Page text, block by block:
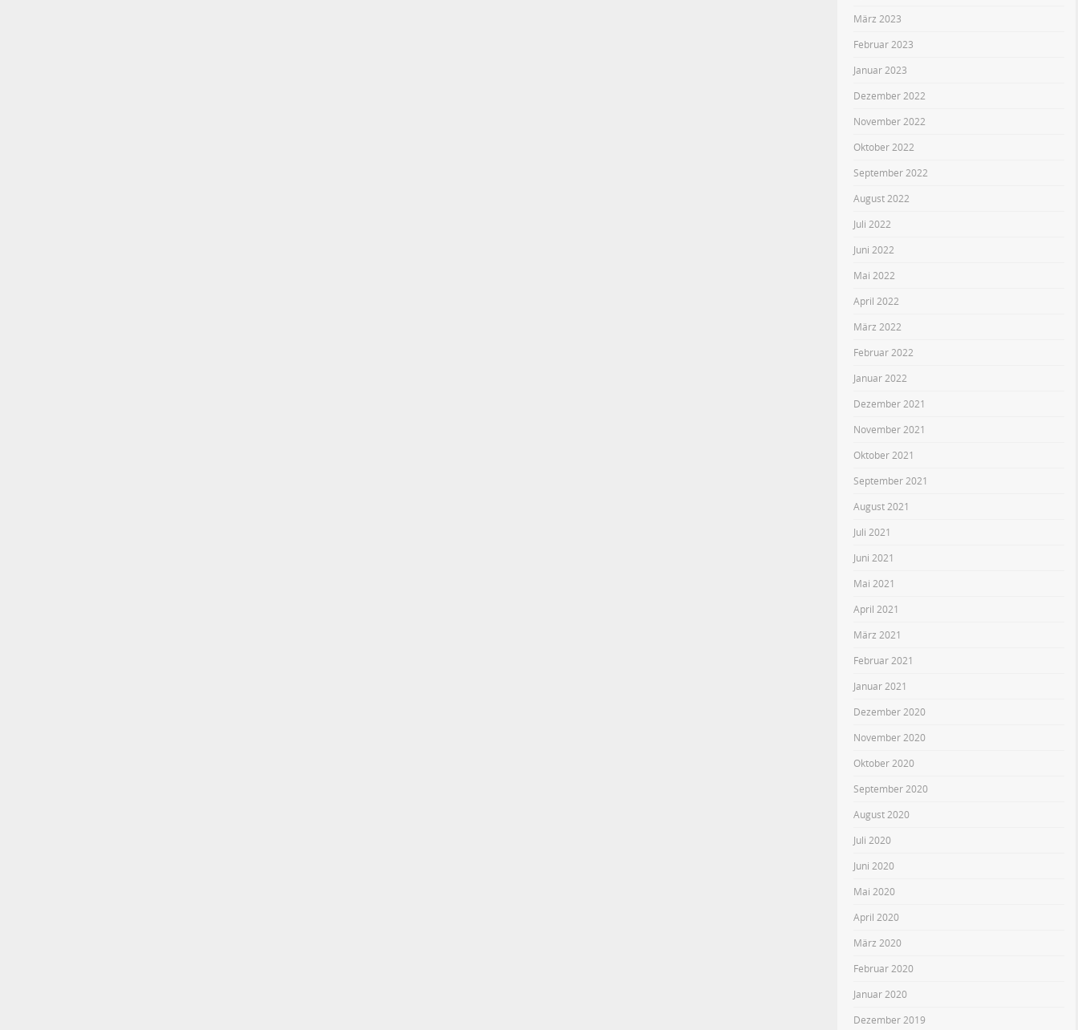
März 2023
Februar 2023
Januar 2023
Dezember 2022
November 2022
Oktober 2022
September 2022
August 2022
Juli 2022
Juni 2022
Mai 2022
April 2022
März 2022
Februar 2022
Januar 2022
Dezember 2021
November 2021
Oktober 2021
September 2021
August 2021
Juli 2021
Juni 2021
Mai 2021
April 2021
März 2021
Februar 2021
Januar 2021
Dezember 2020
November 2020
Oktober 2020
September 2020
August 2020
Juli 2020
Juni 2020
Mai 2020
April 2020
März 2020
Februar 2020
Januar 2020
Dezember 2019